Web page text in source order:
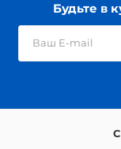
Будьте в